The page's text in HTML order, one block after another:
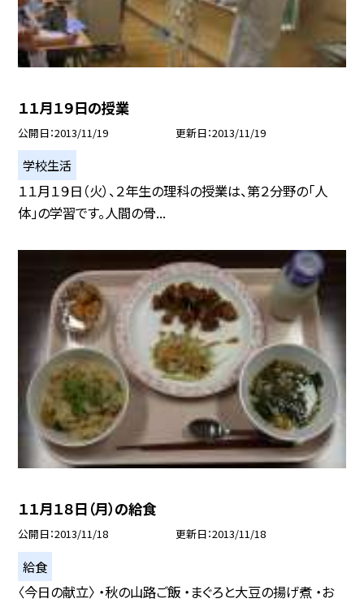
１１月１９日の授業
公開日 2013/11/19 更新日 2013/11/19
学校生活
１１月１９日（火）、２年生の理科の授業は、第２分野の「人
体」の学習です。人間の骨...
１１月１８日（月）の給食
公開日 2013/11/18 更新日 2013/11/18
給食
〈今日の献立〉 ・秋の山路ご飯 ・まぐろと大豆の揚げ煮 ・お